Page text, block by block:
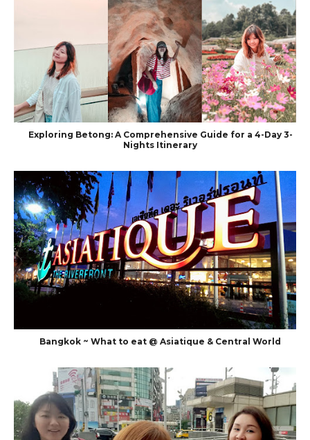
Exploring Betong: A Comprehensive Guide for a 4-Day 3-
Nights Itinerary
Bangkok ~ What to eat @ Asiatique & Central World